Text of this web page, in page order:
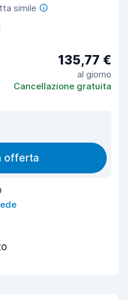
simile
135,77 €
al giorno
Cancellazione gratuita
offerta